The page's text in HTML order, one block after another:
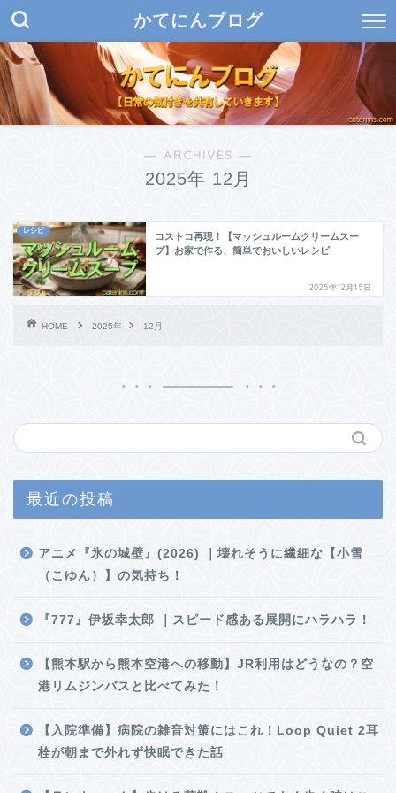
かてにんブログ
― ARCHIVES ―
2025年 12月
レシピ
コストコ再現！【マッシュルームクリームスー
プ】お家で作る、簡単でおいしいレシピ
2025年12月15日
HOME 2025年 12月
最近の投稿
アニメ『氷の城壁』(2026) ｜壊れそうに繊細な【小雪
（こゆん）】の気持ち！
『777』伊坂幸太郎 ｜スピード感ある展開にハラハラ！
【熊本駅から熊本空港への移動】JR利用はどうなの？空
港リムジンバスと比べてみた！
【入院準備】病院の雑音対策にはこれ！Loop Quiet 2耳
栓が朝まで外れず快眠できた話